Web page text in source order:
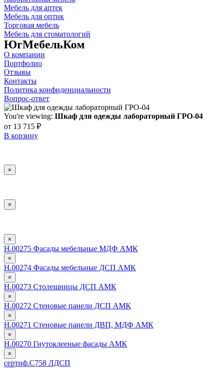
Мебель для аптек
Мебель для оптик
Торговая мебель
Мебель для стоматологий
ЮгМебельКом
О компании
Портфолио
Отзывы
Контакты
Политика конфиденциальности
Вопрос-ответ
You're viewing: Шкаф для одежды лабораторный ГРО-04
от 13 715 ₽
В корзину
×
×
×
Н.00275 Фасады мебельные МДФ АМК
×
Н.00274 Фасады мебельные ДСП АМК
×
Н.00273 Столешницы ДСП АМК
×
Н.00272 Стеновые панели ДСП АМК
×
Н.00271 Стеновые панели ДВП, МДФ АМК
×
Н.00270 Гнутоклееные фасады АМК
×
сертиф.С758 ЛДСП